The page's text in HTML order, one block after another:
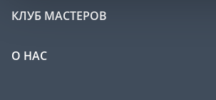
КЛУБ МАСТЕРОВ
О НАС